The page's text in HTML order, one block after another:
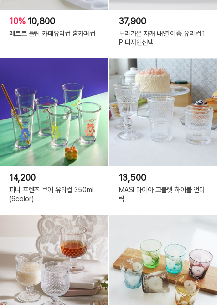
10% 10,800
레트로 튤립 카페유리컵 홈카페컵
37,900
두리가온 자개 내열 이중 유리컵 1
P 디자인선택
14,200
퍼니 프렌즈 브이 유리컵 350ml
(6color)
13,500
MASI 다이아 고블렛 하이볼 언더
락